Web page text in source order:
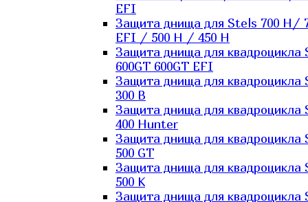
EFI
Защита днища для Stels 700 H/
EFI / 500 H / 450 H
Защита днища для квадроцикла
600GT 600GT EFI
Защита днища для квадроцикла
300 B
Защита днища для квадроцикла
400 Hunter
Защита днища для квадроцикла
500 GT
Защита днища для квадроцикла
500 K
Защита днища для квадроцикла